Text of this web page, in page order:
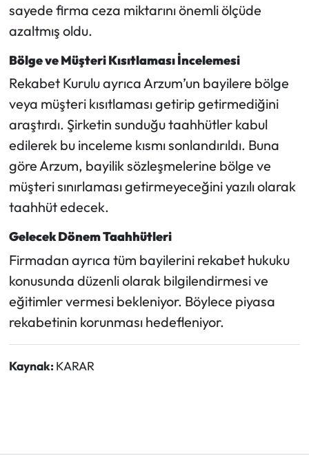
sayede firma ceza miktarını önemli ölçüde
azaltmış oldu.
Bölge ve Müşteri Kısıtlaması İncelemesi
Rekabet Kurulu ayrıca Arzum’un bayilere bölge
veya müşteri kısıtlaması getirip getirmediğini
araştırdı. Şirketin sunduğu taahhütler kabul
edilerek bu inceleme kısmı sonlandırıldı. Buna
göre Arzum, bayilik sözleşmelerine bölge ve
müşteri sınırlaması getirmeyeceğini yazılı olarak
taahhüt edecek.
Gelecek Dönem Taahhütleri
Firmadan ayrıca tüm bayilerini rekabet hukuku
konusunda düzenli olarak bilgilendirmesi ve
eğitimler vermesi bekleniyor. Böylece piyasa
rekabetinin korunması hedefleniyor.
Kaynak: KARAR